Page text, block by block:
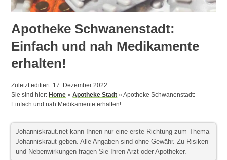
Apotheke Schwanenstadt:
Einfach und nah Medikamente
erhalten!
Zuletzt editiert: 17. Dezember 2022
Sie sind hier:Home »Apotheke Stadt »Apotheke Schwanenstadt:
Einfach und nah Medikamente erhalten!
Johanniskraut.net kann Ihnen nur eine erste Richtung zum Thema
Johanniskraut geben. Alle Angaben sind ohne Gewähr. Zu Risiken
und Nebenwirkungen fragen Sie Ihren Arzt oder Apotheker.